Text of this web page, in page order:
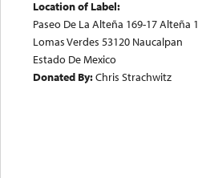
Location of Label:
Paseo De La Alteña 169-17 Alteña 1
Lomas Verdes 53120 Naucalpan
Estado De Mexico
Donated By:Chris Strachwitz